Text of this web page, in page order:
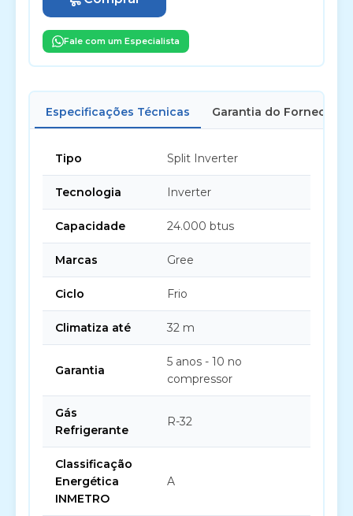
Fale com um Especialista
Especificações Técnicas Garantia do Fornecedor
Tipo Split Inverter
Tecnologia Inverter
Capacidade 24.000 btus
Marcas Gree
Ciclo Frio
Climatiza até 32 m
Garantia
5 anos - 10 no
compressor
Gás
Refrigerante
R-32
Classificação
Energética
INMETRO
A